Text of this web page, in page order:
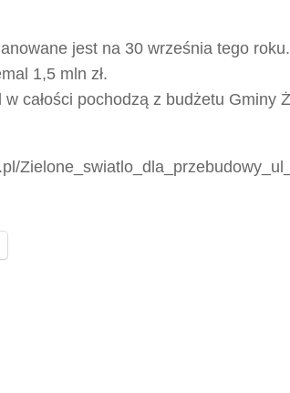
jest na 30 września tego roku.
1,5 mln zł.
całości pochodzą z budżetu Gminy